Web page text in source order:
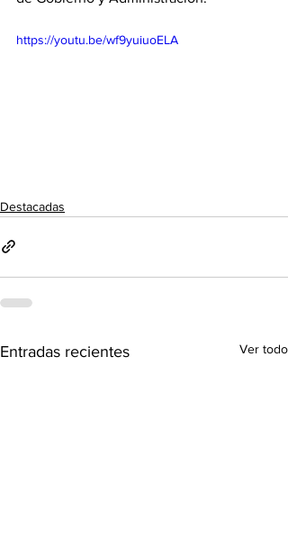
https://youtu.be/wf9yuiuoELA
Destacadas
Entradas recientes Ver todo